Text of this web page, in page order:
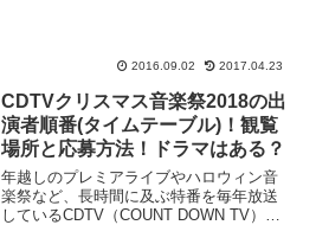
2016.09.02 2017.04.23
CDTVクリスマス音楽祭2018の出
演者順番(タイムテーブル)！観覧
場所と応募方法！ドラマはある？
年越しのプレミアライブやハロウィン音
楽祭など、長時間に及ぶ特番を毎年放送
しているCDTV（COUNT DOWN TV）が